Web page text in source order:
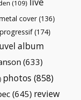
(109)
cover (136)
(174)
album
(633)
photos (858)
(645) review